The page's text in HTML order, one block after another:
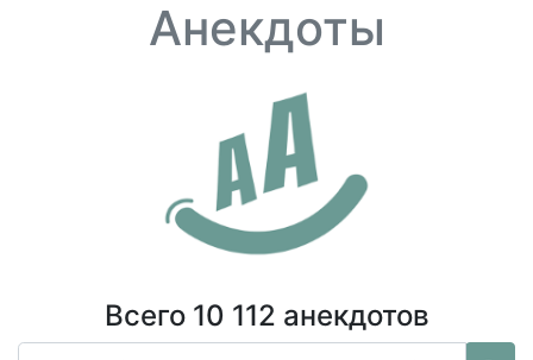
Анекдоты
Всего 10 112 анекдотов